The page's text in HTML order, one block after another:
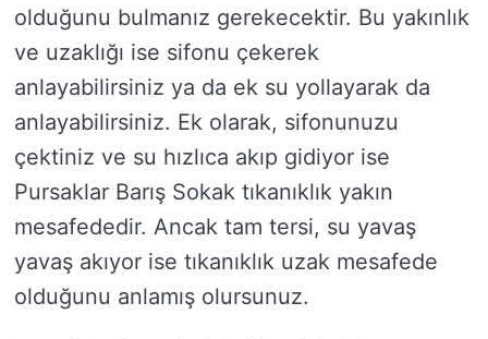
olduğunu bulmanız gerekecektir. Bu yakınlık
ve uzaklığı ise sifonu çekerek
anlayabilirsiniz ya da ek su yollayarak da
anlayabilirsiniz. Ek olarak, sifonunuzu
çektiniz ve su hızlıca akıp gidiyor ise
Pursaklar Barış Sokak tıkanıklık yakın
mesafededir. Ancak tam tersi, su yavaş
yavaş akıyor ise tıkanıklık uzak mesafede
olduğunu anlamış olursunuz.